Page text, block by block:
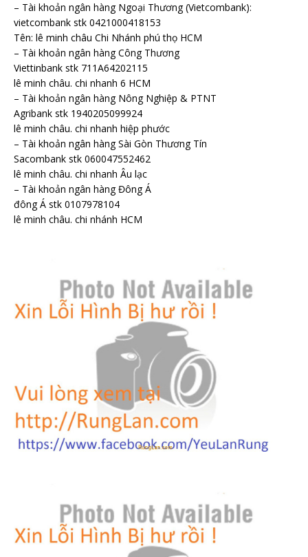
– Tài khoản ngân hàng Ngoại Thương (Vietcombank):
vietcombank stk 0421000418153
Tên: lê minh châu Chi Nhánh phú thọ HCM
– Tài khoản ngân hàng Công Thương
Viettinbank stk 711A64202115
lê minh châu. chi nhanh 6 HCM
– Tài khoản ngân hàng Nông Nghiệp & PTNT
Agribank stk 1940205099924
lê minh châu. chi nhanh hiệp phước
– Tài khoản ngân hàng Sài Gòn Thương Tín
Sacombank stk 060047552462
lê minh châu. chi nhanh Âu lạc
– Tài khoản ngân hàng Đông Á
đông Á stk 0107978104
lê minh châu. chi nhánh HCM